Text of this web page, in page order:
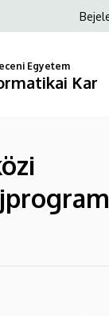
Egyetem
Kar